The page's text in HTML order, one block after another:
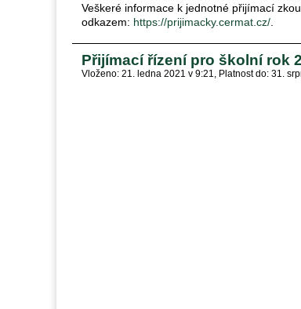
Veškeré informace k jednotné přijímací
odkazem: https://prijimacky.cermat.cz/
Přijímací řízení pro školní rok
Vloženo: 21. ledna 2021 v 9:21 Platnost do: 31.